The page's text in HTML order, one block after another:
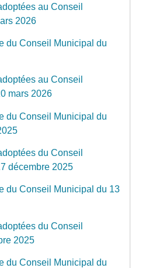
au Conseil
2026
du Conseil Municipal du
au Conseil
mars 2026
du Conseil Municipal du
du Conseil
décembre 2025
du Conseil Municipal du 13
du Conseil
2025
du Conseil Municipal du